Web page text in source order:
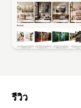
รีวิว